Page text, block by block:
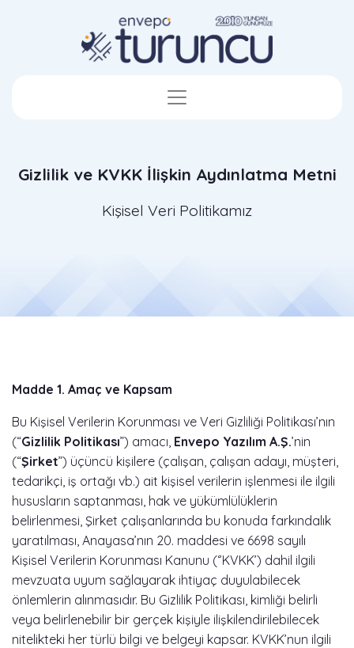
Gizlilik ve KVKK İlişkin Aydınlatma Metni
Kişisel Veri Politikamız
Madde 1. Amaç ve Kapsam
Bu Kişisel Verilerin Korunması ve Veri Gizliliği Politikası’nın
(“Gizlilik Politikası”) amacı, Envepo Yazılım A.Ş.’nin
(“Şirket”) üçüncü kişilere (çalışan, çalışan adayı, müşteri,
tedarikçi, iş ortağı vb.) ait kişisel verilerin işlenmesi ile ilgili
hususların saptanması, hak ve yükümlülüklerin
belirlenmesi, Şirket çalışanlarında bu konuda farkındalık
yaratılması, Anayasa’nın 20. maddesi ve 6698 sayılı
Kişisel Verilerin Korunması Kanunu (‘’KVKK’) dahil ilgili
mevzuata uyum sağlayarak ihtiyaç duyulabilecek
önlemlerin alınmasıdır. Bu Gizlilik Politikası, kimliği belirli
veya belirlenebilir bir gerçek kişiyle ilişkilendirilebilecek
nitelikteki her türlü bilgi ve belgeyi kapsar. KVKK’nun ilgili